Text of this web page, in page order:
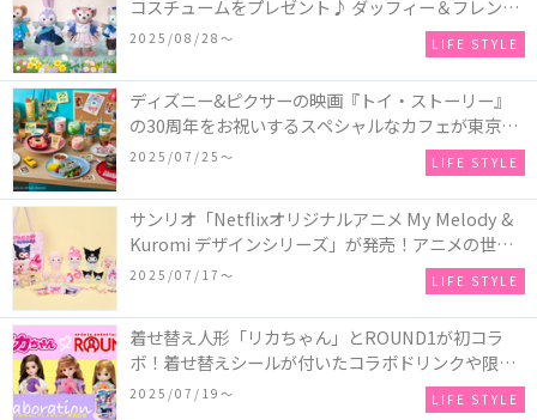
コスチュームをプレゼント♪ ダッフィー＆フレンズ
の「ウィッシング・ウィングス」グッズやフードス
2025/08/28〜 LIFE STYLE
ディズニー&ピクサーの映画『トイ・ストーリー』
の30周年をお祝いするスペシャルなカフェが東京、
大阪、名古屋に登場！ウッディやバズ、ロッツォ、
ギャビー・ギャビーなど人気キャラクターをイメー
ジしたメニューがいっぱい♪
2025/07/25〜 LIFE STYLE
サンリオ「Netflixオリジナルアニメ My Melody &
Kuromi デザインシリーズ」が発売！アニメの世界
からそのまま飛び出したような、羊毛マスコット風
2025/07/17〜 LIFE STYLE
着せ替え人形「リカちゃん」とROUND1が初コラ
ボ！着せ替えシールが付いたコラボドリンクや限定
リカちゃんグッズが登場
2025/07/19〜 LIFE STYLE